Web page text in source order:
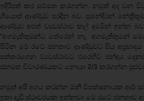
ඉදිරිපත් කර සම්මත කරගන්න. නමුත් අද වන
ගියොත් ආණ්ඩුව පරදින බව. සුමන්දිරන්
ආණ්ඩුව අළුත් ව්‍යවස්ථාව කල් දමමින් ඉන්න
"අගමැතිතුමන්ට තේරෙන් නෑ. අගමැතිතුමන්
සිටින මේ රටේ ජනතාව ආණ්ඩුවට සිය
පත්කරගෙන ව්‍යවස්ථාවට එරෙහිව ඡන්දය
ජනමත විචාරණයකට නොයා 2/3 කරගන්න
නමුත් අපි අගය කරන්න ඕනි විපක්ෂනායක ආර්
ඉතා දැඩි ස්ථාවරයක ඉන්නවා මේ රටේ